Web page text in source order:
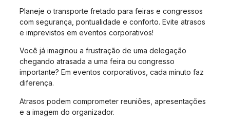
Planeje o transporte fretado para feiras e congressos
com segurança, pontualidade e conforto. Evite atrasos
e imprevistos em eventos corporativos!
Você já imaginou a frustração de uma delegação
chegando atrasada a uma feira ou congresso
importante? Em eventos corporativos, cada minuto faz
diferença.
Atrasos podem comprometer reuniões, apresentações
e a imagem do organizador.